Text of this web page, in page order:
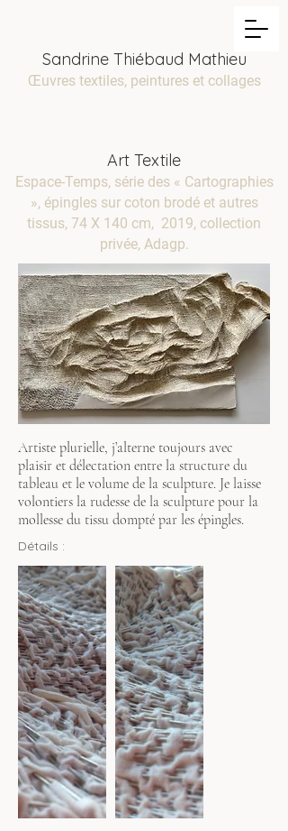
Sandrine Thiébaud Mathieu
Œuvres textiles, peintures et collages
Art Textile
Espace-Temps, série des « Cartographies
», épingles sur coton brodé et autres
tissus, 74 X 140 cm, 2019, collection
privée, Adagp.
Artiste plurielle, j’alterne toujours avec
plaisir et délectation entre la structure du
tableau et le volume de la sculpture. Je laisse
volontiers la rudesse de la sculpture pour la
mollesse du tissu dompté par les épingles.
Détails :